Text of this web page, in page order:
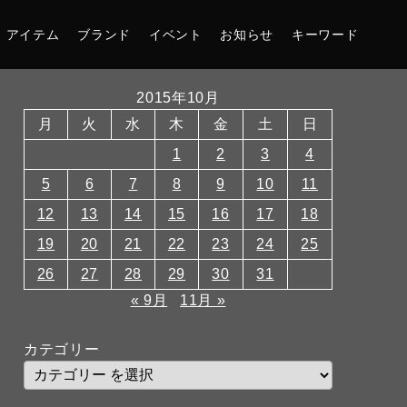
アイテム ブランド イベント お知らせ キーワード
2015年10月
月
火 水 木 金 土
日
1
2 3
4
5
6 7 8 9 10
11
12
13 14 15 16 17
18
19
20 21 22 23 24
25
26
27 28 29 30
31
« 9月
11月 »
カテゴリー